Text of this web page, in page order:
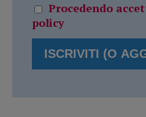
Procedendo
policy